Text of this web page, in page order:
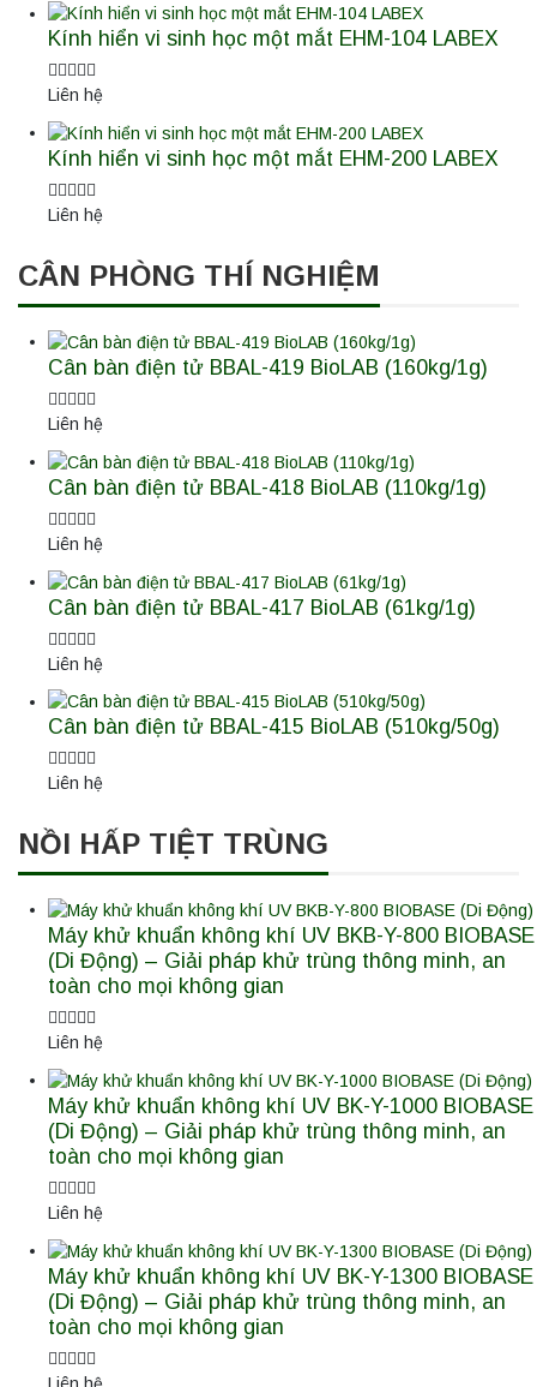
Kính hiển vi sinh học một mắt EHM-104 LABEX
Liên hệ
Kính hiển vi sinh học một mắt EHM-200 LABEX
Liên hệ
CÂN PHÒNG THÍ NGHIỆM
Cân bàn điện tử BBAL-419 BioLAB (160kg/1g)
Liên hệ
Cân bàn điện tử BBAL-418 BioLAB (110kg/1g)
Liên hệ
Cân bàn điện tử BBAL-417 BioLAB (61kg/1g)
Liên hệ
Cân bàn điện tử BBAL-415 BioLAB (510kg/50g)
Liên hệ
NỒI HẤP TIỆT TRÙNG
Máy khử khuẩn không khí UV BKB-Y-800 BIOBASE
(Di Động) – Giải pháp khử trùng thông minh, an
toàn cho mọi không gian
Liên hệ
Máy khử khuẩn không khí UV BK-Y-1000 BIOBASE
(Di Động) – Giải pháp khử trùng thông minh, an
toàn cho mọi không gian
Liên hệ
Máy khử khuẩn không khí UV BK-Y-1300 BIOBASE
(Di Động) – Giải pháp khử trùng thông minh, an
toàn cho mọi không gian
Liên hệ